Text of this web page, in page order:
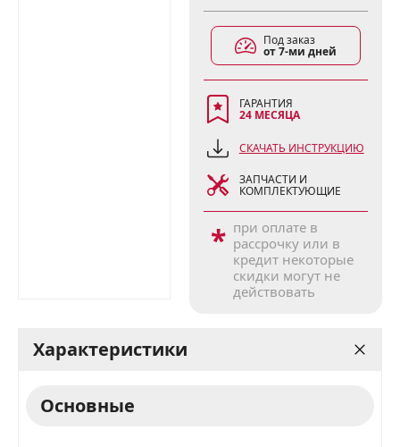
Под заказ
от 7-ми дней
ГАРАНТИЯ
24 МЕСЯЦА
СКАЧАТЬ ИНСТРУКЦИЮ
ЗАПЧАСТИ И
КОМПЛЕКТУЮЩИЕ
* при оплате в
рассрочку или в
кредит некоторые
скидки могут не
действовать
Характеристики
Основные